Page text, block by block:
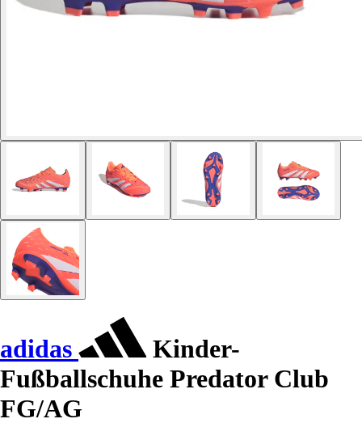
adidas
Kinder-
Fußballschuhe Predator Club
FG/AG